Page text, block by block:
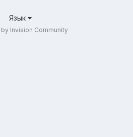
Язык
Invision Community